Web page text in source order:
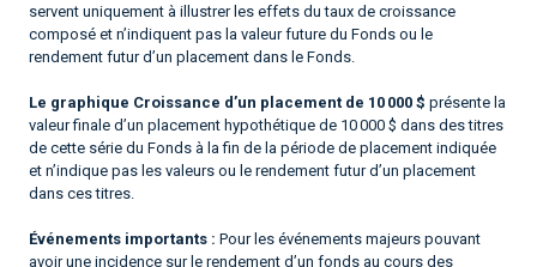
servent uniquement à illustrer les effets du taux de croissance
composé et n’indiquent pas la valeur future du Fonds ou le
rendement futur d’un placement dans le Fonds.
Le graphique Croissance d’un placement de 10 000 $ présente la
valeur finale d’un placement hypothétique de 10 000 $ dans des titres
de cette série du Fonds à la fin de la période de placement indiquée
et n’indique pas les valeurs ou le rendement futur d’un placement
dans ces titres.
Événements importants : Pour les événements majeurs pouvant
avoir une incidence sur le rendement d’un fonds au cours des